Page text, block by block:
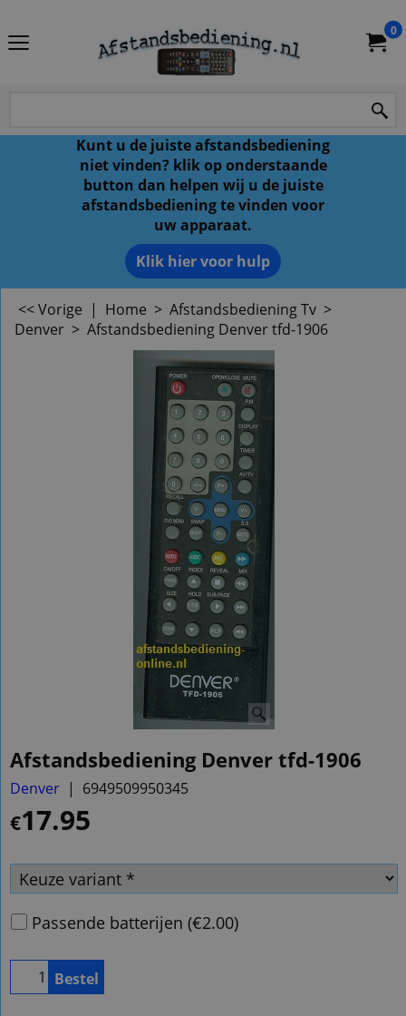
0
Kunt u de juiste afstandsbediening
niet vinden? klik op onderstaande
button dan helpen wij u de juiste
afstandsbediening te vinden voor
uw apparaat.
Klik hier voor hulp
<< Vorige | Home > Afstandsbediening Tv >
Denver > Afstandsbediening Denver tfd-1906
Afstandsbediening Denver tfd-1906
Denver 6949509950345
€17.95
Passende batterijen (€2.00)
Bestel